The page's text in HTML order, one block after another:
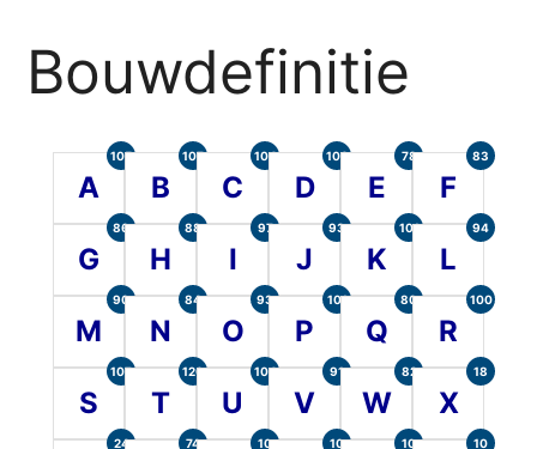
Bouwdefinitie
A
105
B
107
C
104
D
100
E
78
F
83
G
86
H
88
I
97
J
93
K
101
L
94
M
90
N
84
O
93
P
101
Q
80
R
100
S
107
T
120
U
104
V
91
W
82
X
18
24 74 10 10 10 10